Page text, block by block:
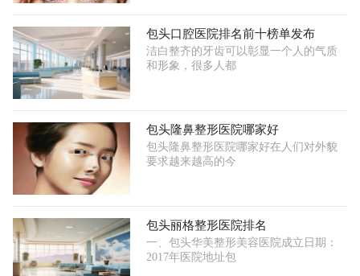
包头口腔医院排名前十榜单发布
洁白整齐的牙齿可以彰显一个人的气质
和形象，很多人都
包头隆鼻整形医院哪家好
包头隆鼻整形医院哪家好在人们对外貌
要求越来越高的今
包头丽格整形医院排名
一、包头华美整形美容医院成立日期：
2017年医院地址包